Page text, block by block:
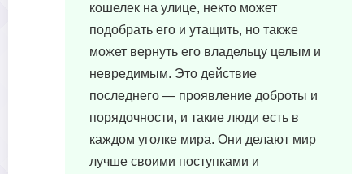
кошелек на улице, некто может
подобрать его и утащить, но также
может вернуть его владельцу целым и
невредимым. Это действие
последнего — проявление доброты и
порядочности, и такие люди есть в
каждом уголке мира. Они делают мир
лучше своими поступками и